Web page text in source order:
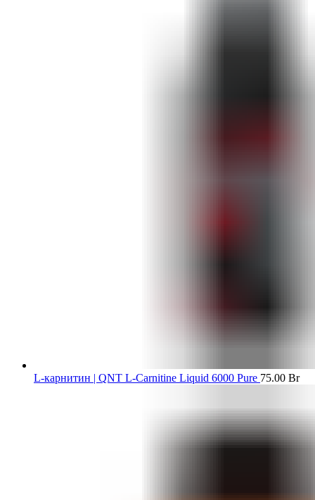
L-карнитин | QNT L-Carnitine Liquid 6000 Pure 75.00 Br